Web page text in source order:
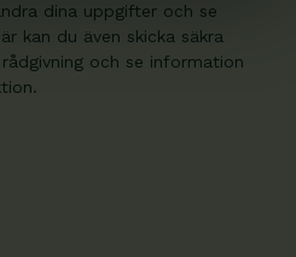
dina uppgifter och se
kan du även skicka säkra
och se information